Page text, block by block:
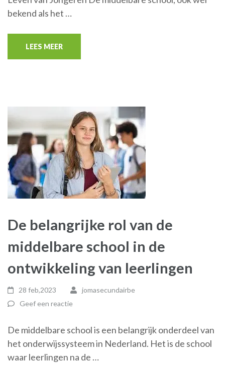
bekend als het …
LEES MEER
De belangrijke rol van de
middelbare school in de
ontwikkeling van leerlingen
28 feb,2023
jomasecundairbe
Geef een reactie
De middelbare school is een belangrijk onderdeel van
het onderwijssysteem in Nederland. Het is de school
waar leerlingen na de …